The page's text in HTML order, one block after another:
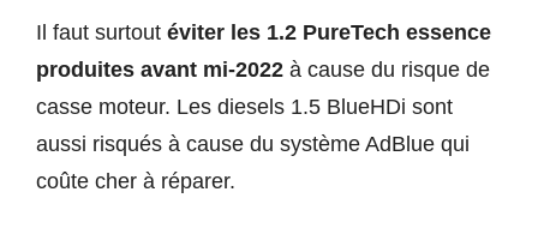
Il faut surtout éviter les 1.2 PureTech essence
produites avant mi-2022 à cause du risque de
casse moteur. Les diesels 1.5 BlueHDi sont
aussi risqués à cause du système AdBlue qui
coûte cher à réparer.